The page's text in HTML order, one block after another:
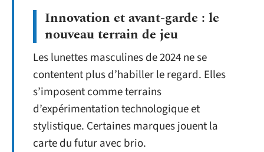
Innovation et avant-garde : le
nouveau terrain de jeu
Les lunettes masculines de 2024 ne se
contentent plus d’habiller le regard. Elles
s’imposent comme terrains
d’expérimentation technologique et
stylistique. Certaines marques jouent la
carte du futur avec brio.